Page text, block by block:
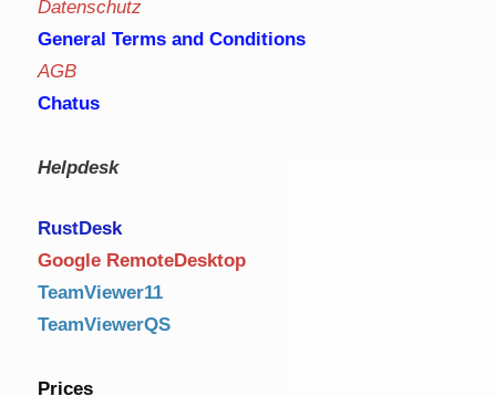
Datenschutz
General Terms and Conditions
AGB
Chatus
Helpdesk
RustDesk
Google RemoteDesktop
TeamViewer11
TeamViewerQS
Prices